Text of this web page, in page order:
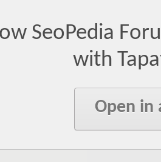
SeoPedia
with
Open in